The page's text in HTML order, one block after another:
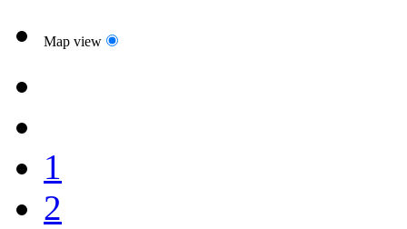
Map view
1
2